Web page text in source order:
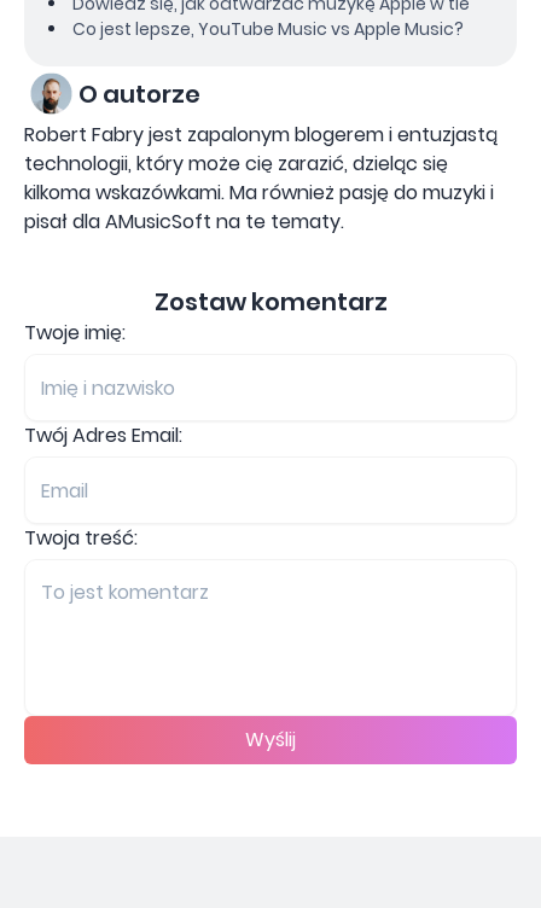
Co jest lepsze, YouTube Music vs Apple Music?
O autorze
Robert Fabry jest zapalonym blogerem i entuzjastą
technologii, który może cię zarazić, dzieląc się
kilkoma wskazówkami. Ma również pasję do muzyki i
pisał dla AMusicSoft na te tematy.
Zostaw komentarz
Twoje imię:
Twój Adres Email:
Twoja treść:
Wyślij